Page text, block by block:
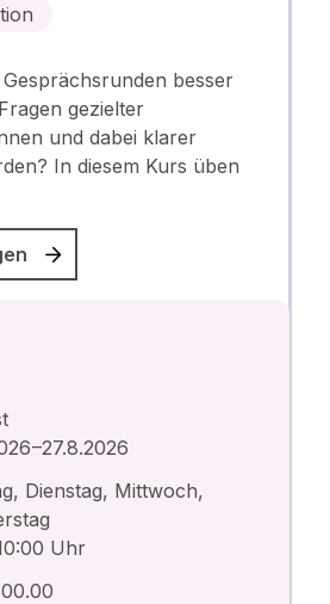
besser
gezielter
und dabei klarer
In diesem Kurs üben
–27.8.2026
Dienstag, Mittwoch,
Uhr